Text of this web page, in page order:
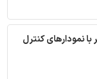
نمودارهای کنترل